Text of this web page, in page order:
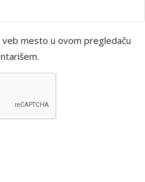
mesto u ovom pregledaču